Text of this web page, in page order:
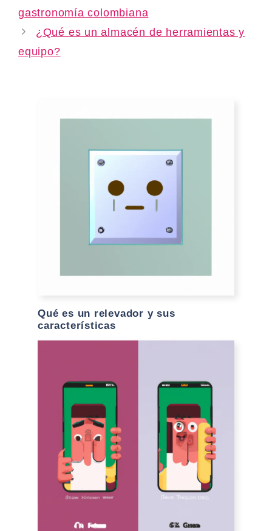
gastronomía colombiana
¿Qué es un almacén de herramientas y
equipo?
Qué es un relevador y sus
características